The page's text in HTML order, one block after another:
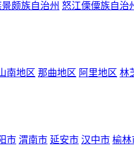
颇族自治州 怒江傈僳族自治
南地区 那曲地区 阿里地区 林
市 渭南市 延安市 汉中市 榆林